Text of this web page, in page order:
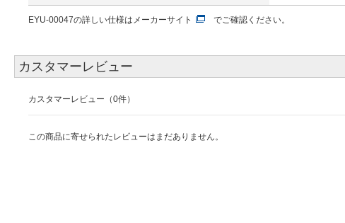
EYU-00047の詳しい仕様は メーカーサイト でご確認ください。
カスタマーレビュー
カスタマーレビュー（0件）
この商品に寄せられたレビューはまだありません。